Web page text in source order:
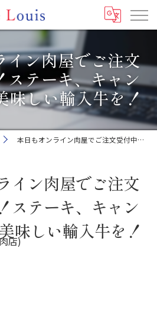
イン肉屋でご注文
ステーキ、キャン
味しい輸入牛を！
本日もオンライン肉屋でご注文受付中です！ステーキ、キャンプ、BBQに美味しい輸入牛を！
イン肉屋でご注文
ステーキ、キャン
味しい輸入牛を！
店)